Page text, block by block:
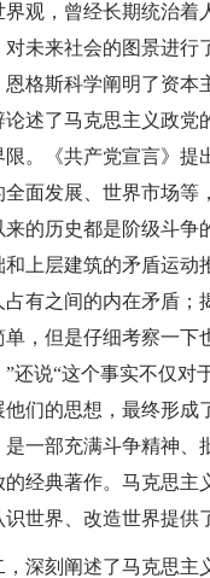
界观，曾经长期统治着
对未来社会的图景进行
恩格斯科学阐明了资本
论述了马克思主义政党
限。《共产党宣言》提
全面发展、世界市场等
来的历史都是阶级斗争
和上层建筑的矛盾运动
占有之间的内在矛盾；
单，但是仔细考察一下
”还说“这个事实不仅对
他们的思想，最终形成
是一部充满斗争精神、
的经典著作。马克思主
识世界、改造世界提供
，深刻阐述了马克思主